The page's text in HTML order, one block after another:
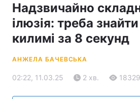
Надзвичайно
ілюзія: треба
килимі за 8 секунд
АНЖЕЛА БАЧЕВСЬКА
02:22, 11.03.25 2 хв. 18329